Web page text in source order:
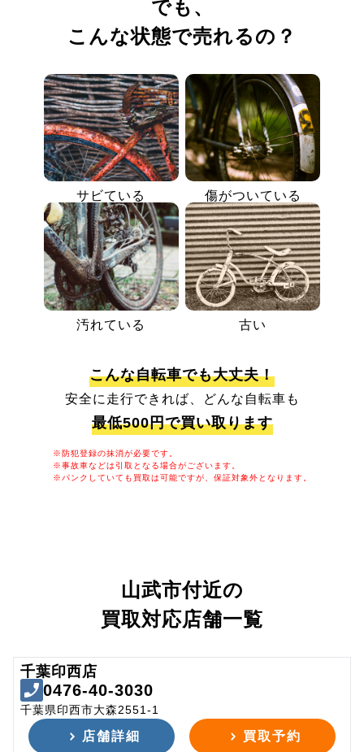
でも、
こんな状態で売れるの？
サビている 傷がついている
汚れている 古い
こんな自転車でも大丈夫！
安全に走行できれば、どんな自転車も
最低500円で買い取ります
※防犯登録の抹消が必要です。
※事故車などは引取となる場合がございます。
※パンクしていても買取は可能ですが、保証対象外となります。
山武市付近の
買取対応店舗一覧
千葉印西店
0476-40-3030
千葉県印西市大森2551-1
店舗詳細 買取予約